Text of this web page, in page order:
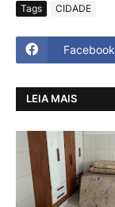
Tags CIDADE
Facebook
LEIA MAIS